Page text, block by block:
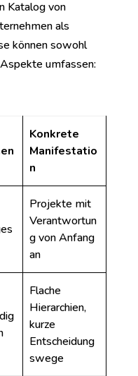
Katalog von
als
können sowohl
umfassen:
Konkrete
Manifestatio
n
Projekte mit
Verantwortun
g von Anfang
an
Flache
Hierarchien,
kurze
Entscheidung
swege